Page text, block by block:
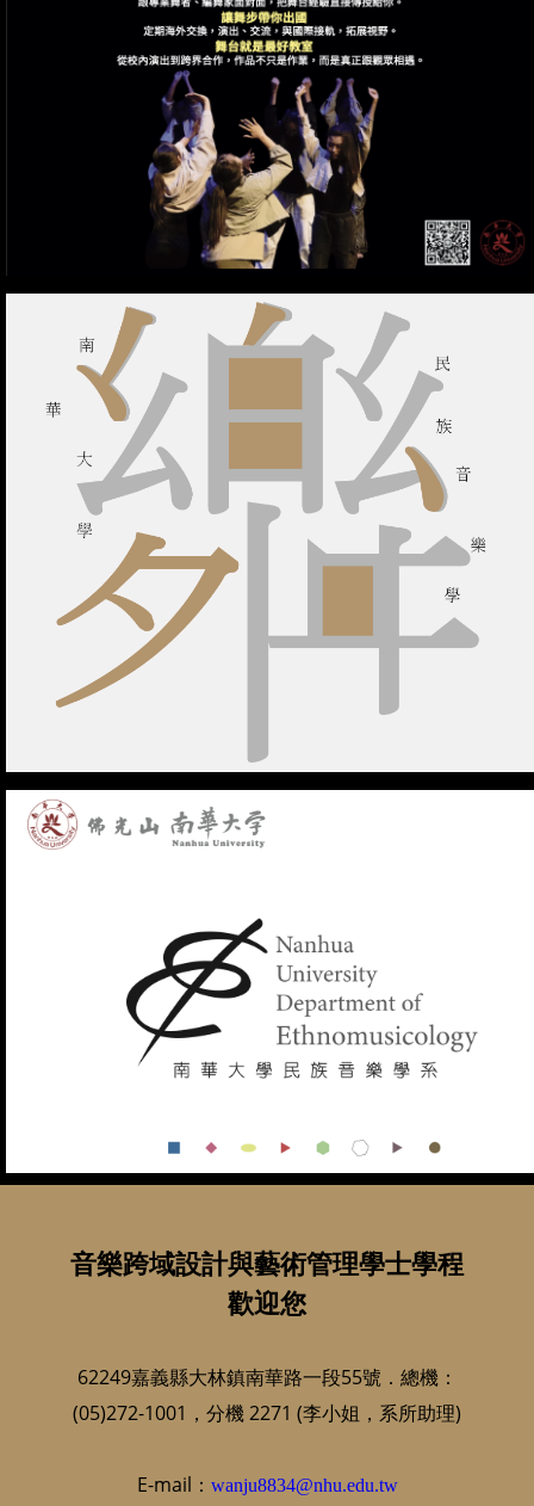
音樂跨域設計與藝術管理學士學程
歡迎您
62249嘉義縣大林鎮南華路一段55號．總機：
(05)272-1001，分機 2271 (李小姐，系所助理)
E-mail： wanju8834@nhu.edu.tw